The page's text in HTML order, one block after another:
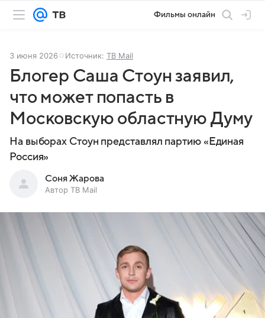
Фильмы онлайн
3 июня 2026 Источник: ТВ Mail
Блогер Саша Стоун заявил,
что может попасть в
Московскую областную Думу
На выборах Стоун представлял партию «Единая
Россия»
Соня Жарова
Автор ТВ Mail